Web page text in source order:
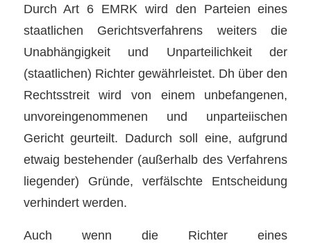
Durch Art 6 EMRK wird den Parteien eines
staatlichen Gerichtsverfahrens weiters die
Unabhängigkeit und Unparteilichkeit der
(staatlichen) Richter gewährleistet. Dh über den
Rechtsstreit wird von einem unbefangenen,
unvoreingenommenen und unparteiischen
Gericht geurteilt. Dadurch soll eine, aufgrund
etwaig bestehender (außerhalb des Verfahrens
liegender) Gründe, verfälschte Entscheidung
verhindert werden.
Auch wenn die Richter eines